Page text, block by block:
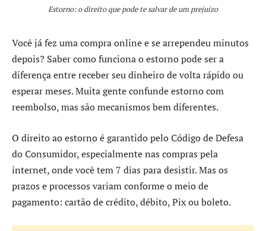
Estorno: o direito que pode te salvar de um prejuízo
Você já fez uma compra online e se arrependeu minutos
depois? Saber como funciona o estorno pode ser a
diferença entre receber seu dinheiro de volta rápido ou
esperar meses. Muita gente confunde estorno com
reembolso, mas são mecanismos bem diferentes.
O direito ao estorno é garantido pelo Código de Defesa
do Consumidor, especialmente nas compras pela
internet, onde você tem 7 dias para desistir. Mas os
prazos e processos variam conforme o meio de
pagamento: cartão de crédito, débito, Pix ou boleto.